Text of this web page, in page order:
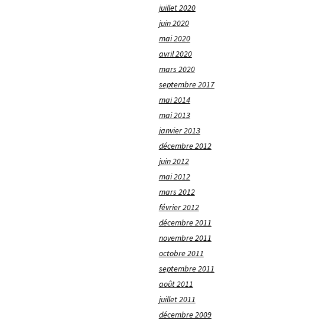
juillet 2020
juin 2020
mai 2020
avril 2020
mars 2020
septembre 2017
mai 2014
mai 2013
janvier 2013
décembre 2012
juin 2012
mai 2012
mars 2012
février 2012
décembre 2011
novembre 2011
octobre 2011
septembre 2011
août 2011
juillet 2011
décembre 2009